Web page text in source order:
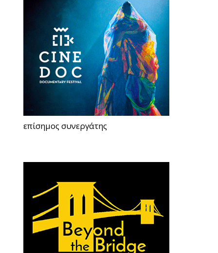
επίσημος συνεργάτης